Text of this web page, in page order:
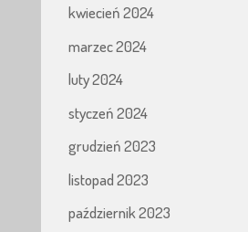
kwiecień 2024
marzec 2024
luty 2024
styczeń 2024
grudzień 2023
listopad 2023
październik 2023